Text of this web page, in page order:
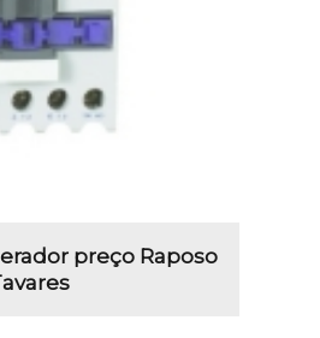
preço Raposo